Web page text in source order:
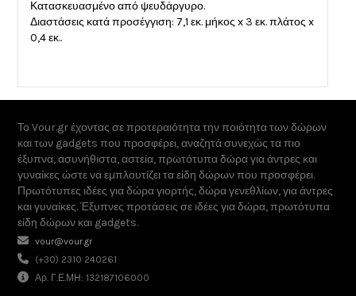
Κατασκευασμένο από ψευδάργυρο.
Διαστάσεις κατά προσέγγιση: 7,1 εκ. μήκος x 3 εκ. πλάτος x
0,4 εκ..
Το Vour.gr έχοντας σε προτεραιότητα την ποιότητα των δώρων
και των gadgets που προσφέρει, αναζητά συνεχώς τα πιο
έξυπνα, ασυνήθιστα, αστεία, πρωτότυπα δώρα για άντρες και
γυναίκες ώστε να εμπλουτίζει τα είδη δώρων που προσφέρει.
Πρωτότυπες ιδέες για δώρα γιορτής, δώρα γενεθλίων, για άντρες
και γυναίκες. Έξυπνες προτάσεις σε ιδέες για δώρα, πρωτότυπα
είδη δώρων και gadgets.
vour@vour.gr
(+30) 2310 240261
Αρ. Γ.Ε.ΜΗ: 132187106000